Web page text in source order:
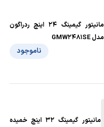
مانیتور گیمینگ 24 اینچ ردراگون
مدل GMW2481SE
ناموجود
مانیتور گیمینگ 32 اینچ خمیده